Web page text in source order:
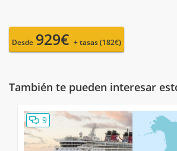
Desde 929€ + tasas (182€)
También te pueden interesar
9